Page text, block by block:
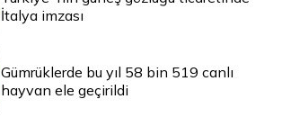
İtalya imzası
Gümrüklerde bu yıl 58 bin 519 canlı
hayvan ele geçirildi